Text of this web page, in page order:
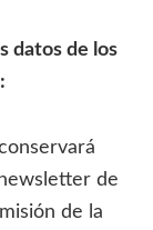
datos de los
de
de la